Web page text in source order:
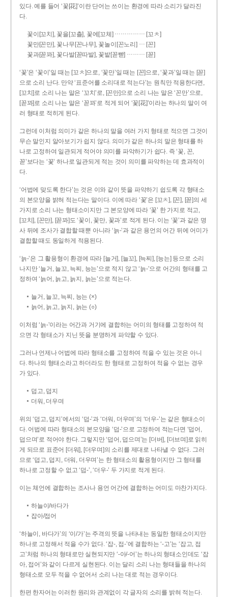
있다. 예를 들어 ‘꽃[花]’이란 단어는 쓰이는 환경에 따라 소리가 달라진
다.
꽃이[꼬치], 꽃을[꼬츨], 꽃에[꼬체] …………… [꼬ㅊ]
꽃만[꼰만], 꽃나무[꼰나무], 꽃놀이[꼰노리] … [꼰]
꽃과[꼳꽈], 꽃다발[꼳따발], 꽃밭[꼳빧] ……… [꼳]
‘꽃’은 ‘꽃이’일 때는 [꼬ㅊ]으로, ‘꽃만’일 때는 [꼰]으로, ‘꽃과’일 때는 [꼳]
으로 소리 난다. 만약 ‘표준어를 소리대로 적는다’는 원칙만 적용한다면,
[꼬치]로 소리 나는 말은 ‘꼬치’로, [꼰만]으로 소리 나는 말은 ‘꼰만’으로,
[꼳꽈]로 소리 나는 말은 ‘꼳꽈’로 적게 되어 ‘꽃[花]’이라는 하나의 말이 여
러 형태로 적히게 된다.
그런데 이처럼 의미가 같은 하나의 말을 여러 가지 형태로 적으면 그것이
무슨 말인지 알아보기가 쉽지 않다. 의미가 같은 하나의 말은 형태를 하
나로 고정하여 일관되게 적어야 의미를 파악하기가 쉽다. 즉 ‘꽃, 꼰,
꼳’보다는 ‘꽃’ 하나로 일관되게 적는 것이 의미를 파악하는 데 효과적이
다.
‘어법에 맞도록 한다’는 것은 이와 같이 뜻을 파악하기 쉽도록 각 형태소
의 본모양을 밝혀 적는다는 말이다. 이에 따라 ‘꽃’은 [꼬ㅊ], [꼰], [꼳]의 세
가지로 소리 나는 형태소이지만 그 본모양에 따라 ‘꽃’ 한 가지로 적고,
[꼬치], [꼰만], [꼳꽈]도 ‘꽃이, 꽃만, 꽃과’로 적게 된다. 이는 ‘꽃’과 같은 명
사 뒤에 조사가 결합할 때뿐 아니라 ‘늙-’과 같은 용언의 어간 뒤에 어미가
결합할 때도 동일하게 적용된다.
‘늙-’은 그 활용형이 환경에 따라 [늘거], [늘꼬], [늑찌], [능는] 등으로 소리
나지만 ‘늘거, 늘꼬, 늑찌, 능는’으로 적지 않고 ‘늙-’으로 어간의 형태를 고
정하여 ‘늙어, 늙고, 늙지, 늙는’으로 적는다.
늘거, 늘꼬, 늑찌, 능는 (×)
늙어, 늙고, 늙지, 늙는 (○)
이처럼 ‘늙-­’이라는 어간과 거기에 결합하는 어미의 형태를 고정하여 적
으면 각 형태소가 지닌 뜻을 분명하게 파악할 수 있다.
그러나 언제나 어법에 따라 형태소를 고정하여 적을 수 있는 것은 아니
다. 하나의 형태소라고 하더라도 한 형태로 고정하여 적을 수 없는 경우
가 있다.
덥고, 덥지
더워, 더우며
위의 ‘덥고, 덥지’에서의 ‘덥-­’과 ‘더워, 더우며’의 ‘더우-­’는 같은 형태소이
다. 어법에 따라 형태소의 본모양을 ‘덥-­’으로 고정하여 적는다면 ‘덥어,
덥으며’로 적어야 한다. 그렇지만 ‘덥어, 덥으며’는 [더버], [더브며]로 읽히
게 되므로 표준어 [더워], [더우며]의 소리를 제대로 나타낼 수 없다. 그러
므로 ‘덥고, 덥지, 더워, 더우며’는 한 형태소의 활용형이지만 그 형태를
하나로 고정할 수 없고 ‘덥-’, ‘더우-’ 두 가지로 적게 된다.
이는 체언에 결합하는 조사나 용언 어간에 결합하는 어미도 마찬가지다.
하늘이/바다가
잡아/접어
‘하늘이, 바다가’의 ‘이/가’는 주격의 뜻을 나타내는 동일한 형태소이지만
하나로 고정해서 적을 수가 없다. ‘잡-, 접-’에 결합하는 ‘-고’는 ‘잡고, 접
고’처럼 하나의 형태로만 실현되지만 ‘-아/-어’는 하나의 형태소인데도 ‘잡
아, 접어’와 같이 다르게 실현된다. 이는 달리 소리 나는 형태들을 하나의
형태소로 모두 적을 수 없어서 소리 나는 대로 적는 경우이다.
한편 한자어는 이러한 원리와 관계없이 각 글자의 소리를 밝혀 적는다.